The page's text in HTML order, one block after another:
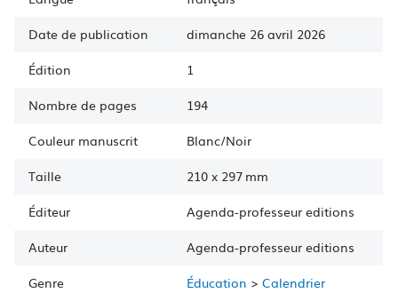
Date de publication
dimanche 26 avril 2026
Édition
1
Nombre de pages
194
Couleur manuscrit
Blanc/Noir
Taille
210 x 297 mm
Éditeur
Agenda-professeur editions
Auteur
Agenda-professeur editions
Genre
Éducation > Calendrier